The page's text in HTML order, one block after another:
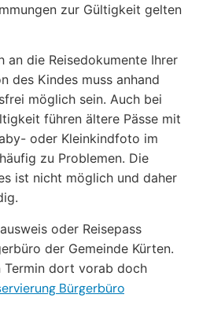
zur Gültigkeit gelten
an die Reisedokumente Ihrer
des Kindes muss anhand
möglich sein. Auch bei
führen ältere Pässe mit
oder Kleinkindfoto im
zu Problemen. Die
ist nicht möglich und daher
oder Reisepass
der Gemeinde Kürten.
Termin dort vorab doch
Bürgerbüro